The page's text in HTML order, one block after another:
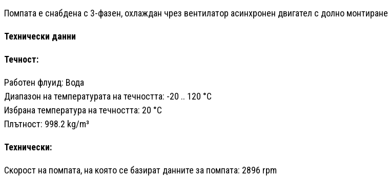
заявка
Помпата е снабдена с 3-фазен, охлаждан чрез вентилатор асинхронен двигател с долно монтиране
Технически данни
Течност:
Работен флуид: Вода
Диапазон на температурата на течността: -20 .. 120 °C
Избрана температура на течността: 20 °C
Плътност: 998.2 kg/m³
Технически:
Скорост на помпата, на която се базират данните за помпата: 2896 rpm